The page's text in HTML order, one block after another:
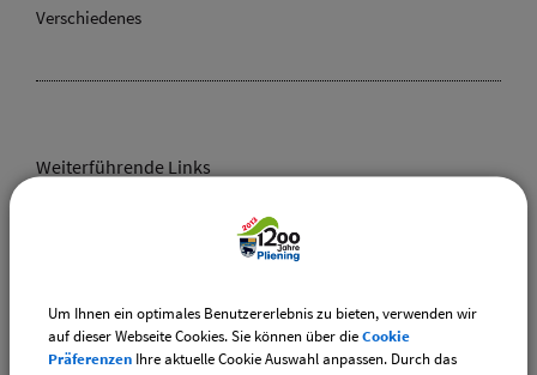
Verschiedenes
Weiterführende Links
CSU-Ortshauptversammlung
Downloads
Um Ihnen ein optimales Benutzererlebnis zu bieten, verwenden wir
auf dieser Webseite Cookies. Sie können über dieCookie
Präferenzen Ihre aktuelle Cookie Auswahl anpassen. Durch das